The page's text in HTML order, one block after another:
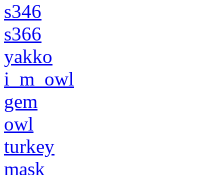
s346
s366
yakko
i_m_owl
gem
owl
turkey
mask